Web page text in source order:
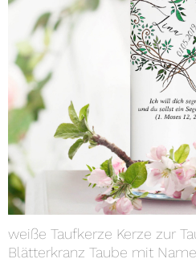
weiße Taufkerze Kerze zur
Blätterkranz Taube mit